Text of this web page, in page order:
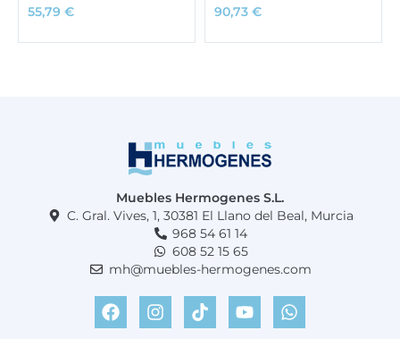
55,79 € 90,73 €
Muebles Hermogenes S.L.
C. Gral. Vives, 1, 30381 El Llano del Beal, Murcia
968 54 61 14
608 52 15 65
mh@muebles-hermogenes.com
F
a
c
I
n
s
T
i
k
Y
o
u
W
h
a